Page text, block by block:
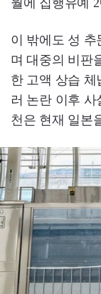
월에 집행유예
이 밖에도 성 추
며 대중의 비판
한 고액 상습 체
러 논란 이후
천은 현재 일본